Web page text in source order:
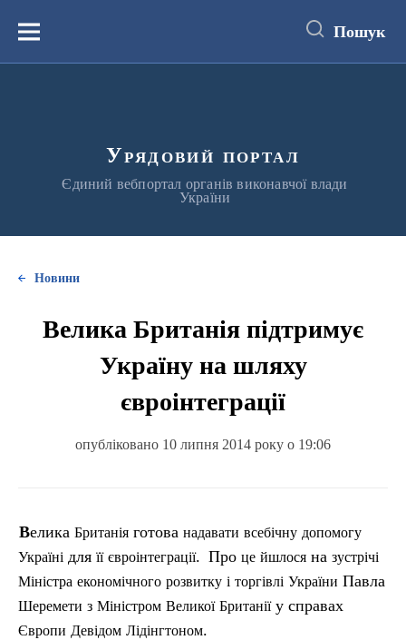
вмістуМеню Пошук
Урядовий портал
Єдиний вебпортал органів виконавчої влади
України
Новини
Велика Британія підтримує
Україну на шляху
євроінтеграції
опубліковано 10 липня 2014 року о 19:06
Велика Британія готова надавати всебічну допомогу
Україні для її євроінтеграції. Про це йшлося на зустрічі
Міністра економічного розвитку і торгівлі України Павла
Шеремети з Міністром Великої Британіїу справах
Європи Девідом Лідінгтоном.